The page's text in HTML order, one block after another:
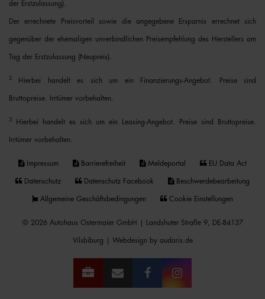
der Erstzulassung).
Der errechnete Preisvorteil sowie die angegebene Ersparnis errechnet sich
gegenüber der ehemaligen unverbindlichen Preisempfehlung des Herstellers am
Tag der Erstzulassung (Neupreis).
2 Hierbei handelt es sich um ein Finanzierungs-Angebot. Preise sind
Bruttopreise. Irrtümer vorbehalten.
3 Hierbei handelt es sich um ein Leasing-Angebot. Preise sind Bruttopreise.
Irrtümer vorbehalten.
Impressum Barrierefreiheit Meldeportal EU Data Act
Datenschutz Datenschutz Facebook Beschwerdebearbeitung
Allgemeine Geschäftsbedingungen Cookie Einstellungen
© 2026 Autohaus Ostermaier GmbH | Landshuter Straße 9, DE-84137
Vilsbiburg | Webdesign by audaris.de